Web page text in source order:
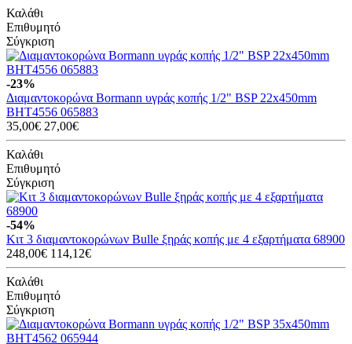
Καλάθι
Επιθυμητό
Σύγκριση
-23%
Διαμαντοκορώνα Bormann υγράς κοπής 1/2" BSP 22x450mm
BHT4556 065883
35,00€ 27,00€
Καλάθι
Επιθυμητό
Σύγκριση
-54%
Κιτ 3 διαμαντοκορώνων Bulle ξηράς κοπής με 4 εξαρτήματα 68900
248,00€ 114,12€
Καλάθι
Επιθυμητό
Σύγκριση